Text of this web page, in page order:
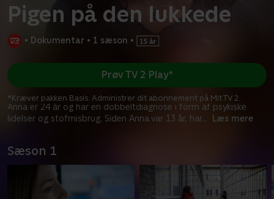
Pigen på den lukkede
• Dokumentar • 1 sæson •
Anna er 24 år og har en dobbeltdiagnose i form af psykiske
lidelser og stofmisbrug. Siden Anna var 13 år, har... Læs mere
Prøv TV 2 Play*
*Kræver pakken Basis. Administrer dit abonnement på Mit TV 2.
Sæson 1